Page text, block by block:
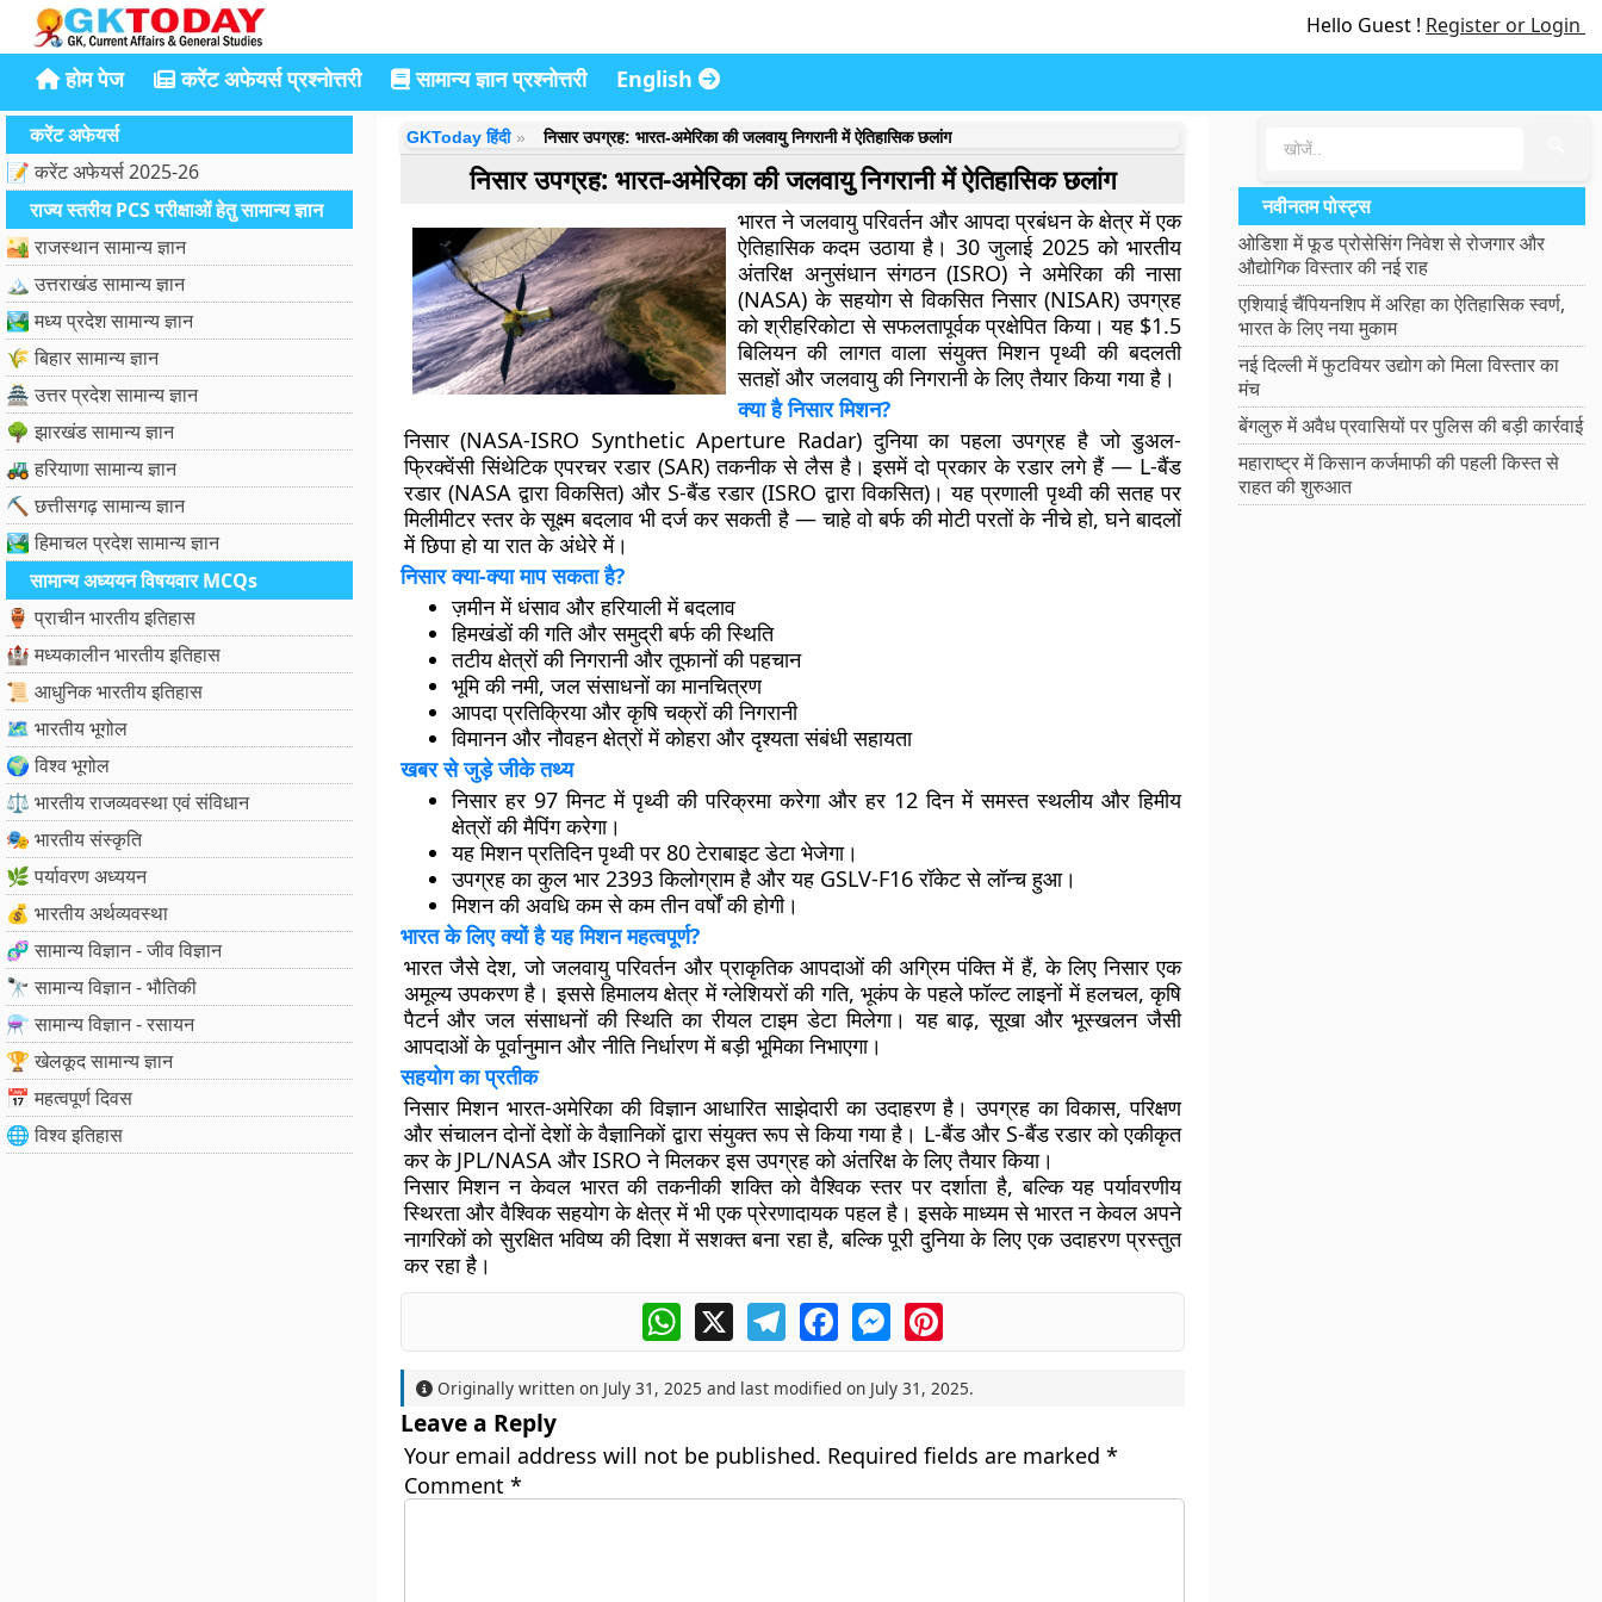
Hello Guest ! Register or Login
होम पेज करेंट अफेयर्स प्रश्नोत्तरी सामान्य ज्ञान प्रश्नोत्तरी English
करेंट अफेयर्स
📝 करेंट अफेयर्स 2025-26
राज्य स्तरीय PCS परीक्षाओं हेतु सामान्य ज्ञान
🏜️ राजस्थान सामान्य ज्ञान
🏔️ उत्तराखंड सामान्य ज्ञान
🏞️ मध्य प्रदेश सामान्य ज्ञान
🌾 बिहार सामान्य ज्ञान
🏯 उत्तर प्रदेश सामान्य ज्ञान
🌳 झारखंड सामान्य ज्ञान
🚜 हरियाणा सामान्य ज्ञान
⛏️ छत्तीसगढ़ सामान्य ज्ञान
🏞️ हिमाचल प्रदेश सामान्य ज्ञान
सामान्य अध्ययन विषयवार MCQs
🏺 प्राचीन भारतीय इतिहास
🏰 मध्यकालीन भारतीय इतिहास
📜 आधुनिक भारतीय इतिहास
🗺️ भारतीय भूगोल
🌍 विश्व भूगोल
⚖️ भारतीय राजव्यवस्था एवं संविधान
🎭 भारतीय संस्कृति
🌿 पर्यावरण अध्ययन
💰 भारतीय अर्थव्यवस्था
🧬 सामान्य विज्ञान - जीव विज्ञान
🔭 सामान्य विज्ञान - भौतिकी
⚗️ सामान्य विज्ञान - रसायन
🏆 खेलकूद सामान्य ज्ञान
📅 महत्वपूर्ण दिवस
🌐 विश्व इतिहास
GKToday हिंदी निसार उपग्रह: भारत-अमेरिका की जलवायु निगरानी में ऐतिहासिक छलांग
निसार उपग्रह: भारत-अमेरिका की जलवायु निगरानी में ऐतिहासिक छलांग
भारत ने जलवायु परिवर्तन और आपदा प्रबंधन के क्षेत्र में एक
ऐतिहासिक कदम उठाया है। 30 जुलाई 2025 को भारतीय
अंतरिक्ष अनुसंधान संगठन (ISRO) ने अमेरिका की नासा
(NASA) के सहयोग से विकसित निसार (NISAR) उपग्रह
को श्रीहरिकोटा से सफलतापूर्वक प्रक्षेपित किया। यह $1.5
बिलियन की लागत वाला संयुक्त मिशन पृथ्वी की बदलती
सतहों और जलवायु की निगरानी के लिए तैयार किया गया है।
क्या है निसार मिशन?
निसार (NASA-ISRO Synthetic Aperture Radar) दुनिया का पहला उपग्रह है जो डुअल-
फ्रिक्वेंसी सिंथेटिक एपरचर रडार (SAR) तकनीक से लैस है। इसमें दो प्रकार के रडार लगे हैं — L-बैंड
रडार (NASA द्वारा विकसित) और S-बैंड रडार (ISRO द्वारा विकसित)। यह प्रणाली पृथ्वी की सतह पर
मिलीमीटर स्तर के सूक्ष्म बदलाव भी दर्ज कर सकती है — चाहे वो बर्फ की मोटी परतों के नीचे हो, घने बादलों
में छिपा हो या रात के अंधेरे में।
निसार क्या-क्या माप सकता है?
ज़मीन में धंसाव और हरियाली में बदलाव
हिमखंडों की गति और समुद्री बर्फ की स्थिति
तटीय क्षेत्रों की निगरानी और तूफानों की पहचान
भूमि की नमी, जल संसाधनों का मानचित्रण
आपदा प्रतिक्रिया और कृषि चक्रों की निगरानी
विमानन और नौवहन क्षेत्रों में कोहरा और दृश्यता संबंधी सहायता
खबर से जुड़े जीके तथ्य
निसार हर 97 मिनट में पृथ्वी की परिक्रमा करेगा और हर 12 दिन में समस्त स्थलीय और हिमीय
क्षेत्रों की मैपिंग करेगा।
यह मिशन प्रतिदिन पृथ्वी पर 80 टेराबाइट डेटा भेजेगा।
उपग्रह का कुल भार 2393 किलोग्राम है और यह GSLV-F16 रॉकेट से लॉन्च हुआ।
मिशन की अवधि कम से कम तीन वर्षों की होगी।
भारत के लिए क्यों है यह मिशन महत्वपूर्ण?
भारत जैसे देश, जो जलवायु परिवर्तन और प्राकृतिक आपदाओं की अग्रिम पंक्ति में हैं, के लिए निसार एक
अमूल्य उपकरण है। इससे हिमालय क्षेत्र में ग्लेशियरों की गति, भूकंप के पहले फॉल्ट लाइनों में हलचल, कृषि
पैटर्न और जल संसाधनों की स्थिति का रीयल टाइम डेटा मिलेगा। यह बाढ़, सूखा और भूस्खलन जैसी
आपदाओं के पूर्वानुमान और नीति निर्धारण में बड़ी भूमिका निभाएगा।
सहयोग का प्रतीक
निसार मिशन भारत-अमेरिका की विज्ञान आधारित साझेदारी का उदाहरण है। उपग्रह का विकास, परिक्षण
और संचालन दोनों देशों के वैज्ञानिकों द्वारा संयुक्त रूप से किया गया है। L-बैंड और S-बैंड रडार को एकीकृत
कर के JPL/NASA और ISRO ने मिलकर इस उपग्रह को अंतरिक्ष के लिए तैयार किया।
निसार मिशन न केवल भारत की तकनीकी शक्ति को वैश्विक स्तर पर दर्शाता है, बल्कि यह पर्यावरणीय
स्थिरता और वैश्विक सहयोग के क्षेत्र में भी एक प्रेरणादायक पहल है। इसके माध्यम से भारत न केवल अपने
नागरिकों को सुरक्षित भविष्य की दिशा में सशक्त बना रहा है, बल्कि पूरी दुनिया के लिए एक उदाहरण प्रस्तुत
कर रहा है।
WhatsApp
X TelegramFacebookMessengerPinterest
Originally written on July 31, 2025 and last modified on July 31, 2025.
Leave a Reply
Your email address will not be published. Required fields are marked *
Comment *
नवीनतम पोस्ट्स
ओडिशा में फूड प्रोसेसिंग निवेश से रोजगार और
औद्योगिक विस्तार की नई राह
एशियाई चैंपियनशिप में अरिहा का ऐतिहासिक स्वर्ण,
भारत के लिए नया मुकाम
नई दिल्ली में फुटवियर उद्योग को मिला विस्तार का
मंच
बेंगलुरु में अवैध प्रवासियों पर पुलिस की बड़ी कार्रवाई
महाराष्ट्र में किसान कर्जमाफी की पहली किस्त से
राहत की शुरुआत